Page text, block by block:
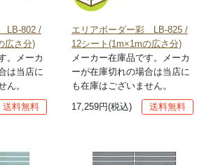
LB-802 /
広さ分)
。メーカ
は当店に
ん。
送料無料
エリアボーダー彩 LB-825 /
12シート(1m×1mの広さ分)
メーカー在庫品です。メーカ
ーが在庫切れの場合は当店に
も在庫はございません。
17,259円(税込)
送料無料